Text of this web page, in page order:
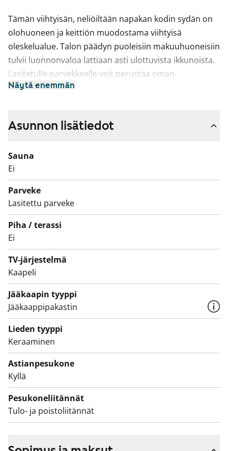
Tämän viihtyisän, neliöiltään napakan kodin sydän on
olohuoneen ja keittiön muodostama viihtyisä
oleskelualue. Talon päädyn puoleisiin makuuhuoneisiin
tulvii luonnonvaloa lattiaan asti ulottuvista ikkunoista.
Lasitetulle parvekkeelle voit perustaa oman
kesäparatiisisi. Kodin lattiat ovat tammilaminaattia ja
on sälekaihtimet. Keittiön kalusteet ovat valkoiset. Ylä-
laminaattia. Keittiön varustukseen kuuluu
jääkaappipakastin, astianpesukone ja keraaminen liesi.
Kodinkoneet ovat valkoisia. Kylpyhuoneessa kalusteet
ovat SATOn Kide-mallistoa, jonka materiaali on
valkoista massiivilaminaattia. Seinät ovat valkoista
laattaa ja lattian laatoituksen sävy on murrettu
valkoinen. Pesukoneelle on oma paikka.
Näytä enemmän
Asunnon lisätiedot
Sauna
Ei
Parveke
Lasitettu parveke
Piha / terassi
Ei
TV-järjestelmä
Kaapeli
Jääkaapin tyyppi
Jääkaappipakastin
Lieden tyyppi
Keraaminen
Astianpesukone
Kyllä
Pesukoneliitännät
Tulo- ja poistoliitännät